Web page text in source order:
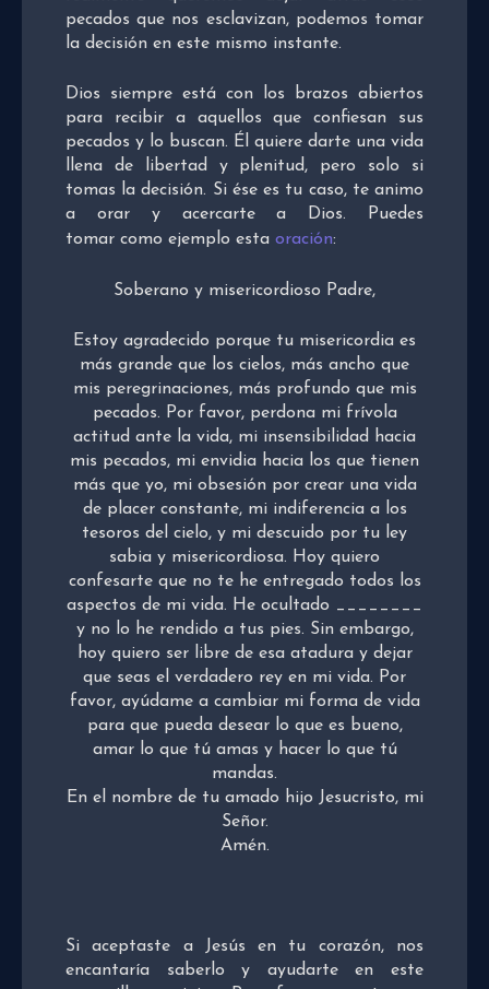
pecados que nos esclavizan, podemos tomar
la decisión en este mismo instante.
Dios siempre está con los brazos abiertos
para recibir a aquellos que confiesan sus
pecados y lo buscan. Él quiere darte una vida
llena de libertad y plenitud, pero solo si
tomas la decisión. Si ése es tu caso, te animo
a orar y acercarte a Dios. Puedes
tomar como ejemplo esta oración:
Soberano y misericordioso Padre,
Estoy agradecido porque tu misericordia es
más grande que los cielos, más ancho que
mis peregrinaciones, más profundo que mis
pecados. Por favor, perdona mi frívola
actitud ante la vida, mi insensibilidad hacia
mis pecados, mi envidia hacia los que tienen
más que yo, mi obsesión por crear una vida
de placer constante, mi indiferencia a los
tesoros del cielo, y mi descuido por tu ley
sabia y misericordiosa. Hoy quiero
confesarte que no te he entregado todos los
aspectos de mi vida. He ocultado ________
y no lo he rendido a tus pies. Sin embargo,
hoy quiero ser libre de esa atadura y dejar
que seas el verdadero rey en mi vida. Por
favor, ayúdame a cambiar mi forma de vida
para que pueda desear lo que es bueno,
amar lo que tú amas y hacer lo que tú
mandas.
En el nombre de tu amado hijo Jesucristo, mi
Señor.
Amén.
Si aceptaste a Jesús en tu corazón, nos
encantaría saberlo y ayudarte en este